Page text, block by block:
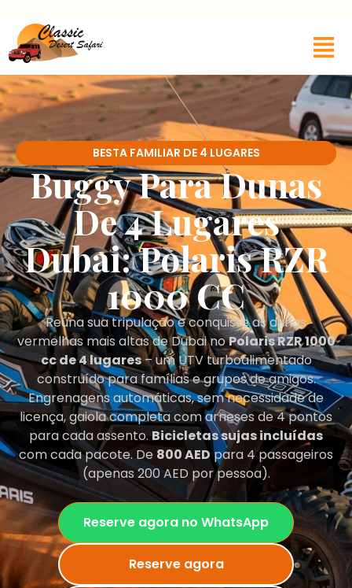
BESTA FAMILIAR DE 4 LUGARES
Buggy Para Dunas
De 4 Lugares
Dubai: Polaris RZR
1000 CC
Reúna sua tripulação e conquiste as dunas
vermelhas mais altas de Dubai noPolaris RZR 1000
cc de 4 lugares– um UTV turboalimentado
construído para famílias e grupos de amigos.
Engrenagens automáticas, sem necessidade de
licença, gaiola completa com arneses de 4 pontos
para cada assento.Bicicletas sujas incluídas
com cada pacote. De 800 AEDpara 4 passageiros
(apenas 200 AED por pessoa).
Reserve agora no WhatsApp
Reserve agora